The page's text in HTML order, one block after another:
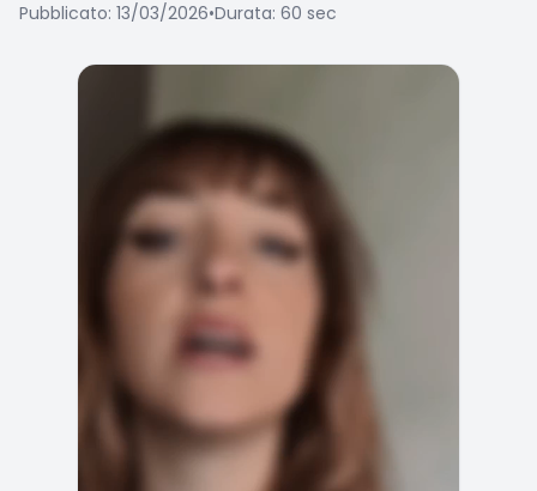
Pubblicato: 13/03/2026•Durata: 60 sec